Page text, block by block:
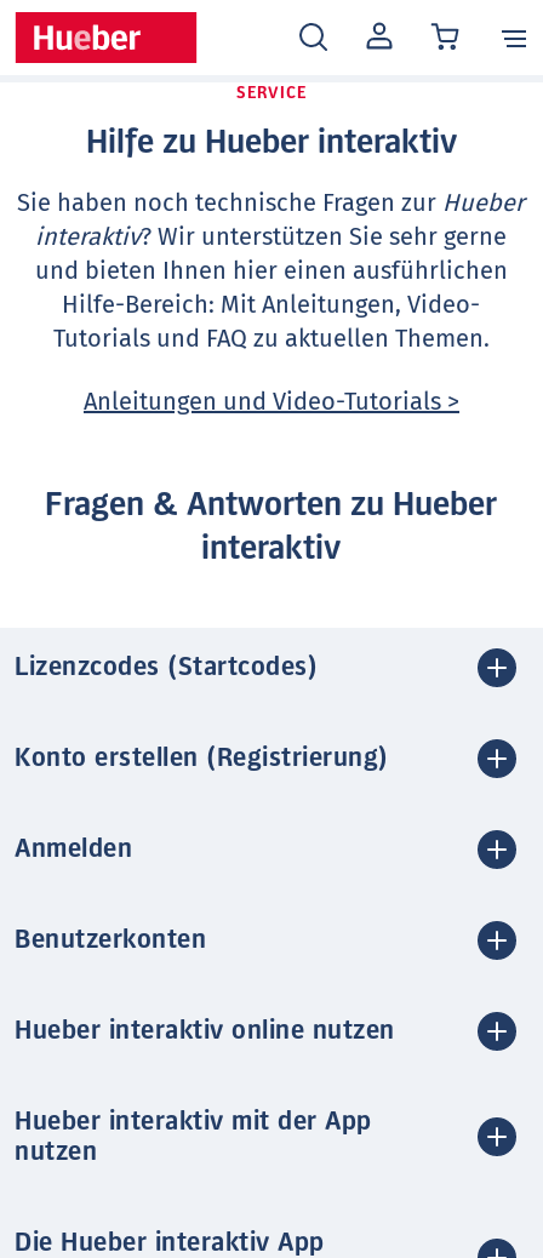
MEIN
KONTO
SERVICE
Hilfe zu Hueber interaktiv
Sie haben noch technische Fragen zur Hueber
interaktiv? Wir unterstützen Sie sehr gerne
und bieten Ihnen hier einen ausführlichen
Hilfe-Bereich: Mit Anleitungen, Video-
Tutorials und FAQ zu aktuellen Themen.
Anleitungen und Video-Tutorials >
Fragen & Antworten zu Hueber
interaktiv
Lizenzcodes (Startcodes)
Konto erstellen (Registrierung)
Anmelden
Benutzerkonten
Hueber interaktiv online nutzen
Hueber interaktiv mit der App
nutzen
Die Hueber interaktiv App